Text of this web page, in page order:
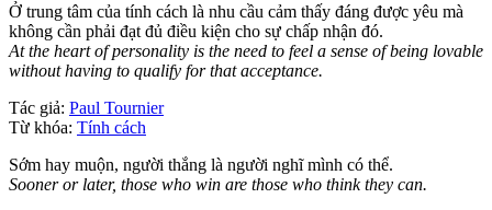
Ở trung tâm của tính cách là nhu cầu cảm thấy đáng được yêu mà
không cần phải đạt đủ điều kiện cho sự chấp nhận đó.
At the heart of personality is the need to feel a sense of being lovable
without having to qualify for that acceptance.
Tác giả: Paul Tournier
Từ khóa: Tính cách
Sớm hay muộn, người thắng là người nghĩ mình có thể.
Sooner or later, those who win are those who think they can.